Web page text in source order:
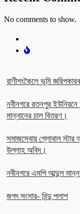
No comments to show.
রাণীশংকৈলে ভূমি
নবীনগরে রতনপুর
মান্নানের চাল বিতরণ।
সমাজসেবায় গ্লোবাল স্টার
উল্লাহ অবিদ।
নবীনগরে এমপি আব্দুল
জগৎ সংসার- বিন্দু পলাশ